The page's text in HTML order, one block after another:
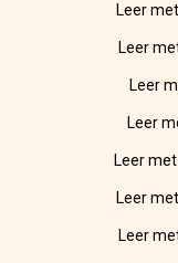
Leer
Leer
Leer
Leer
Leer
Leer
Leer